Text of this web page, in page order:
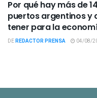
Por qué hay más de
puertos argentinos y
tener para la
DEREDACTOR PRENSA 04/08/